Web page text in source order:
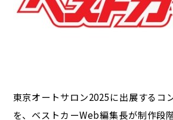
東京オートサロン2025に出展するコ
を、ベストカーWeb編集長が制作段